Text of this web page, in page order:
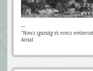
---
"Nincs igazság és nincs
Antal